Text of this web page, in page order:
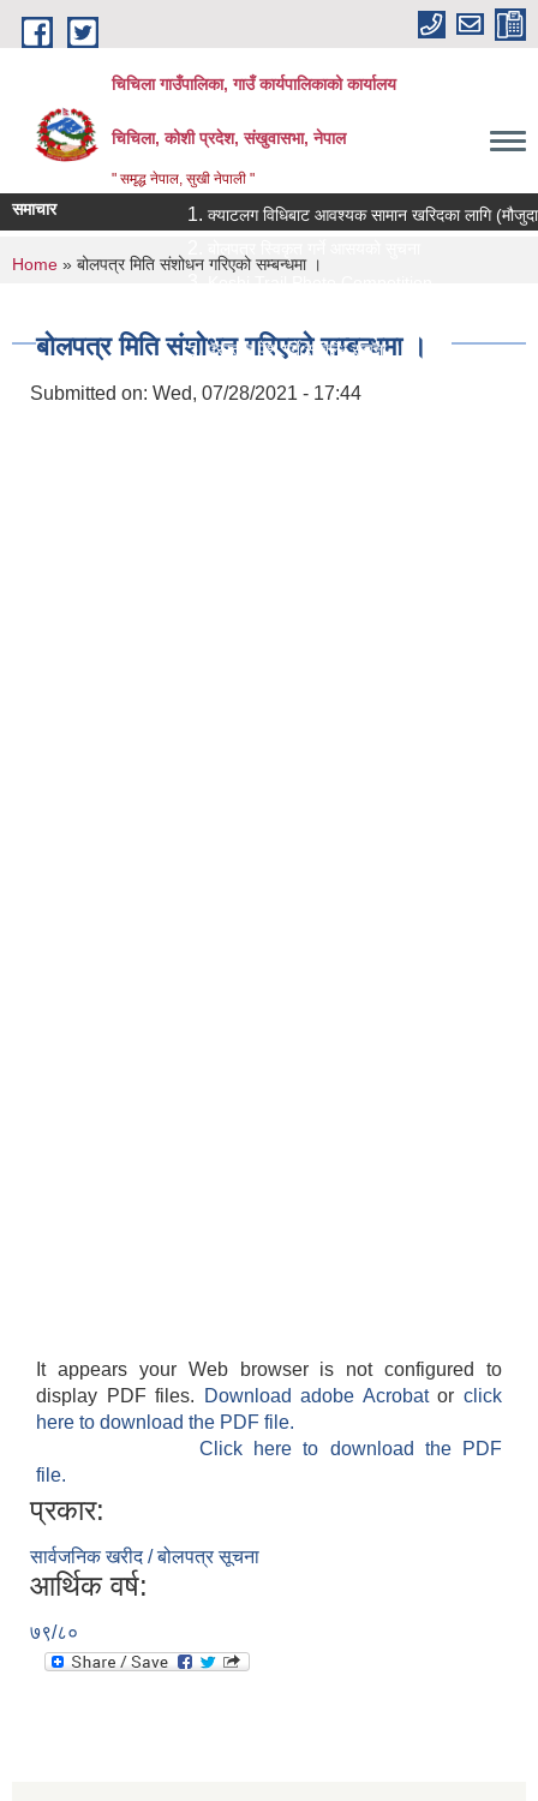
Skip to main content
चिचिला गाउँपालिका, गाउँ कार्यपालिकाको कार्यालय
चिचिला, कोशी प्रदेश, संखुवासभा, नेपाल
" समृद्ध नेपाल, सुखी नेपाली "
समाचार
क्याटलग विधिबाट आवश्यक सामान खरिदका लागि (मौजुदा
प्रस्ताव पेश गर्ने सम्बन्धि सुचना ।।
You are here
Home » बोलपत्र मिति संशोधन गरिएको सम्बन्धमा ।
बोलपत्र मिति संशोधन गरिएको सम्बन्धमा ।
Submitted on: Wed, 07/28/2021 - 17:44
It appears your Web browser is not configured to
display PDF files.
Download adobe Acrobatorclick
here to download the PDF file.
Click here to download the PDF
file.
प्रकार:
सार्वजनिक खरीद / बोलपत्र सूचना
आर्थिक वर्ष:
७९/८०